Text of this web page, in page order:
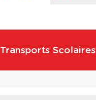
Transports Scolaires